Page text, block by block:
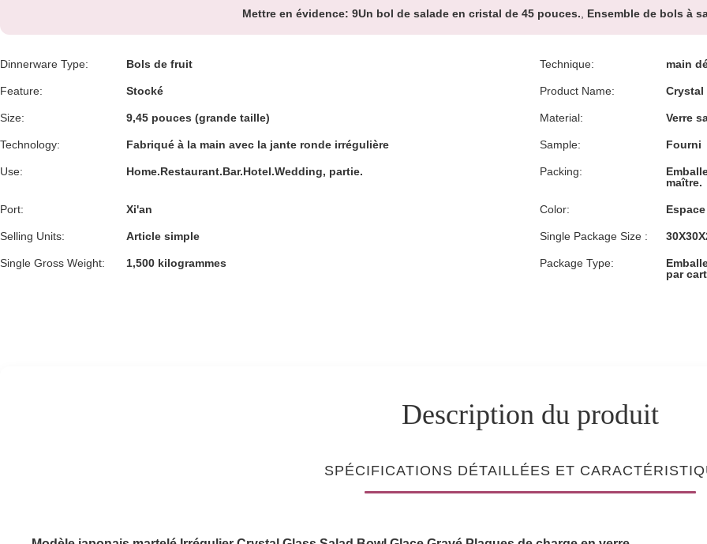
Mettre en évidence: 9Un bol de salade en cristal de 45 pouces. Ensemble de bols à
Dinnerware Type: Bols de fruit Technique: main
Feature: Stocké Product Name: Crystal
Size: 9,45 pouces (grande taille) Material: Verre
Technology: Fabriqué à la main avec la jante ronde irrégulière Sample: Fourni
Use: Home.Restaurant.Bar.Hotel.Wedding, partie. Packing:
maître.
Port: Xi'an Color:
Selling Units: Article simple Single Package Size :
Single Gross Weight: 1,500 kilogrammes Package Type:
par
Description du produit
SPÉCIFICATIONS DÉTAILLÉES ET